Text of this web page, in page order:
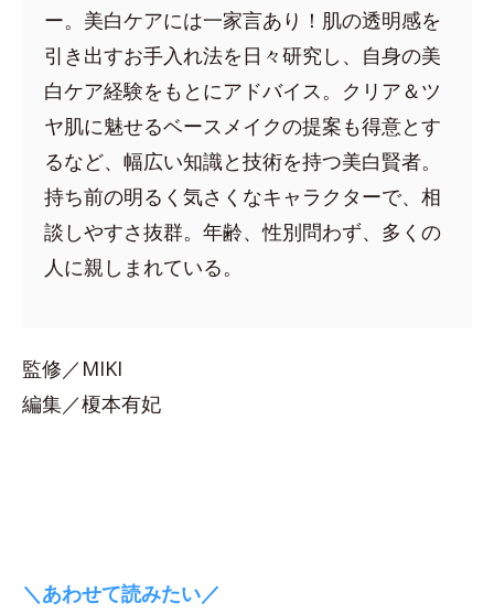
ー。美白ケアには一家言あり！肌の透明感を
引き出すお手入れ法を日々研究し、自身の美
白ケア経験をもとにアドバイス。クリア＆ツ
ヤ肌に魅せるベースメイクの提案も得意とす
るなど、幅広い知識と技術を持つ美白賢者。
持ち前の明るく気さくなキャラクターで、相
談しやすさ抜群。年齢、性別問わず、多くの
人に親しまれている。
監修／MIKI
編集／榎本有妃
＼あわせて読みたい／